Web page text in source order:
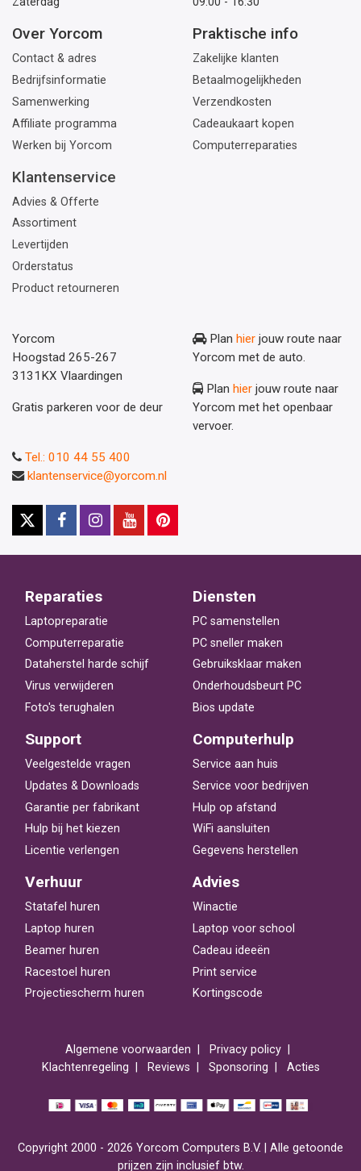
Over Yorcom
Contact & adres
Bedrijfsinformatie
Samenwerking
Affiliate programma
Werken bij Yorcom
Praktische info
Zakelijke klanten
Betaalmogelijkheden
Verzendkosten
Cadeaukaart kopen
Computerreparaties
Klantenservice
Advies & Offerte
Assortiment
Levertijden
Orderstatus
Product retourneren
Yorcom
Hoogstad 265-267
3131KX Vlaardingen
Gratis parkeren voor de deur
Plan hier jouw route naar
Yorcom met de auto.
Plan hier jouw route naar
Yorcom met het openbaar
vervoer.
Tel.: 010 44 55 400
klantenservice@yorcom.nl
Reparaties
Laptopreparatie
Computerreparatie
Dataherstel harde schijf
Virus verwijderen
Foto's terughalen
Diensten
PC samenstellen
PC sneller maken
Gebruiksklaar maken
Onderhoudsbeurt PC
Bios update
Support
Veelgestelde vragen
Updates & Downloads
Garantie per fabrikant
Hulp bij het kiezen
Licentie verlengen
Computerhulp
Service aan huis
Service voor bedrijven
Hulp op afstand
WiFi aansluiten
Gegevens herstellen
Verhuur
Statafel huren
Laptop huren
Beamer huren
Racestoel huren
Projectiescherm huren
Advies
Winactie
Laptop voor school
Cadeau ideeën
Print service
Kortingscode
Algemene voorwaarden
Privacy policy
Klachtenregeling
Reviews Sponsoring Acties
Copyright 2000 - 2026 Yorcom Computers B.V. | Alle getoonde
prijzen zijn inclusief btw.